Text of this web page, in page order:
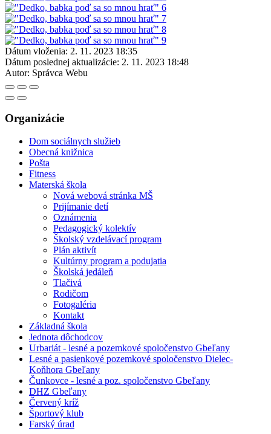
Dátum vloženia: 2. 11. 2023 18:35
Dátum poslednej aktualizácie: 2. 11. 2023 18:48
Autor: Správca Webu
Organizácie
Dom sociálnych služieb
Obecná knižnica
Pošta
Fitness
Materská škola
Nová webová stránka MŠ
Prijímanie detí
Oznámenia
Pedagogický kolektív
Školský vzdelávací program
Plán aktivít
Kultúrny program a podujatia
Školská jedáleň
Tlačivá
Rodičom
Fotogaléria
Kontakt
Základná škola
Jednota dôchodcov
Urbariát - lesné a pozemkové spoločenstvo Gbeľany
Lesné a pasienkové pozemkové spoločenstvo Dielec-
Koňhora Gbeľany
Čunkovce - lesné a poz. spoločenstvo Gbeľany
DHZ Gbeľany
Červený kríž
Športový klub
Farský úrad